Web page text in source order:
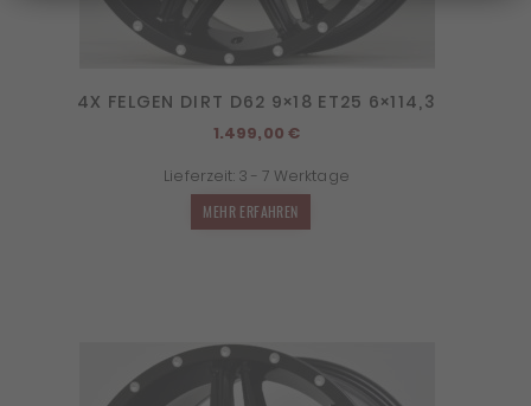
4X FELGEN DIRT D62 9×18 ET25 6×114,3
1.499,00€
Lieferzeit: 3 - 7 Werktage
MEHR ERFAHREN